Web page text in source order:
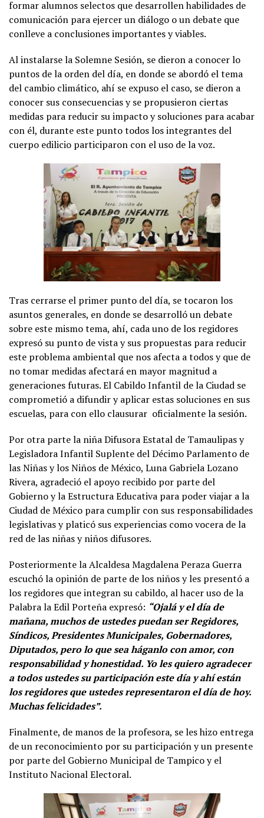
formar alumnos selectos que desarrollen habilidades de
comunicación para ejercer un diálogo o un debate que
conlleve a conclusiones importantes y viables.
Al instalarse la Solemne Sesión, se dieron a conocer lo
puntos de la orden del día, en donde se abordó el tema
del cambio climático, ahí se expuso el caso, se dieron a
conocer sus consecuencias y se propusieron ciertas
medidas para reducir su impacto y soluciones para acabar
con él, durante este punto todos los integrantes del
cuerpo edilicio participaron con el uso de la voz.
Tras cerrarse el primer punto del día, se tocaron los
asuntos generales, en donde se desarrolló un debate
sobre este mismo tema, ahí, cada uno de los regidores
expresó su punto de vista y sus propuestas para reducir
este problema ambiental que nos afecta a todos y que de
no tomar medidas afectará en mayor magnitud a
generaciones futuras. El Cabildo Infantil de la Ciudad se
comprometió a difundir y aplicar estas soluciones en sus
escuelas, para con ello clausurar oficialmente la sesión.
Por otra parte la niña Difusora Estatal de Tamaulipas y
Legisladora Infantil Suplente del Décimo Parlamento de
las Niñas y los Niños de México, Luna Gabriela Lozano
Rivera, agradeció el apoyo recibido por parte del
Gobierno y la Estructura Educativa para poder viajar a la
Ciudad de México para cumplir con sus responsabilidades
legislativas y platicó sus experiencias como vocera de la
red de las niñas y niños difusores.
Posteriormente la Alcaldesa Magdalena Peraza Guerra
escuchó la opinión de parte de los niños y les presentó a
los regidores que integran su cabildo, al hacer uso de la
Palabra la Edil Porteña expresó: “Ojalá y el día de
mañana, muchos de ustedes puedan ser Regidores,
Síndicos, Presidentes Municipales, Gobernadores,
Diputados, pero lo que sea háganlo con amor, con
responsabilidad y honestidad. Yo les quiero agradecer
a todos ustedes su participación este día y ahí están
los regidores que ustedes representaron el día de hoy.
Muchas felicidades”.
Finalmente, de manos de la profesora, se les hizo entrega
de un reconocimiento por su participación y un presente
por parte del Gobierno Municipal de Tampico y el
Instituto Nacional Electoral.